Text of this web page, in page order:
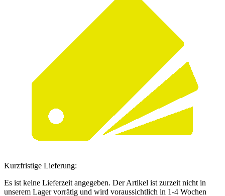
Kurzfristige Lieferung:
Es ist keine Lieferzeit angegeben. Der Artikel ist zurzeit nicht in
unserem Lager vorrätig und wird voraussichtlich in 1-4 Wochen